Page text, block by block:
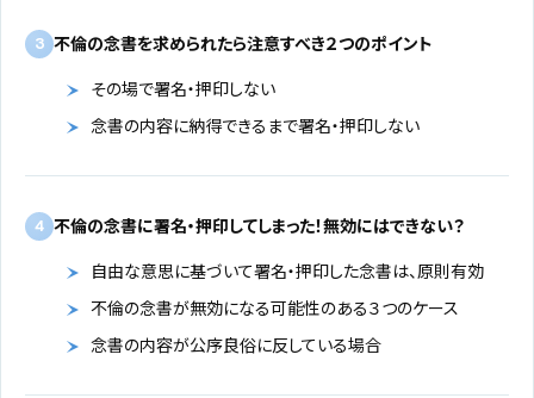
3 不倫の念書を求められたら注意すべき２つのポイント
その場で署名・押印しない
念書の内容に納得できるまで署名・押印しない
4 不倫の念書に署名・押印してしまった！無効にはできない？
自由な意思に基づいて署名・押印した念書は、原則有効
不倫の念書が無効になる可能性のある３つのケース
念書の内容が公序良俗に反している場合